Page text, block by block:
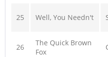
25 Well, You Needn't
26
The Quick Brown
Fox